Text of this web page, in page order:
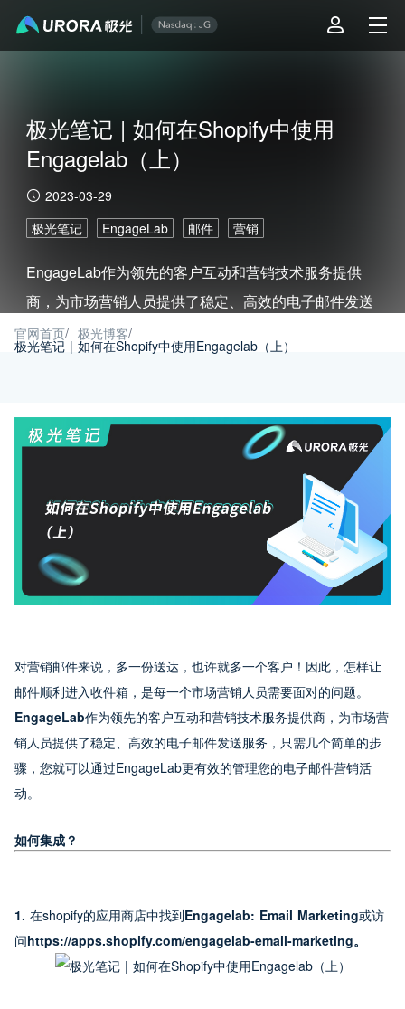
极光笔记 | 如何在Shopify中使用
Engagelab（上）
2023-03-29
极光笔记
EngageLab 邮件 营销
EngageLab作为领先的客户互动和营销技术服务提供
商，为市场营销人员提供了稳定、高效的电子邮件发送
服务，只需几个简单的步骤，您就可以通过EngageLab
更有效的管理您的电子邮件营销活动。
官网首页/ 极光博客/
极光笔记 | 如何在Shopify中使用Engagelab（上）
对营销邮件来说，多一份送达，也许就多一个客户！因此，怎样让
邮件顺利进入收件箱，是每一个市场营销人员需要面对的问题。
EngageLab作为领先的客户互动和营销技术服务提供商，为市场营
销人员提供了稳定、高效的电子邮件发送服务，只需几个简单的步
骤，您就可以通过EngageLab更有效的管理您的电子邮件营销活
动。
如何集成？
1. 在shopify的应用商店中找到Engagelab: Email Marketing或访
问https://apps.shopify.com/engagelab-email-marketing。